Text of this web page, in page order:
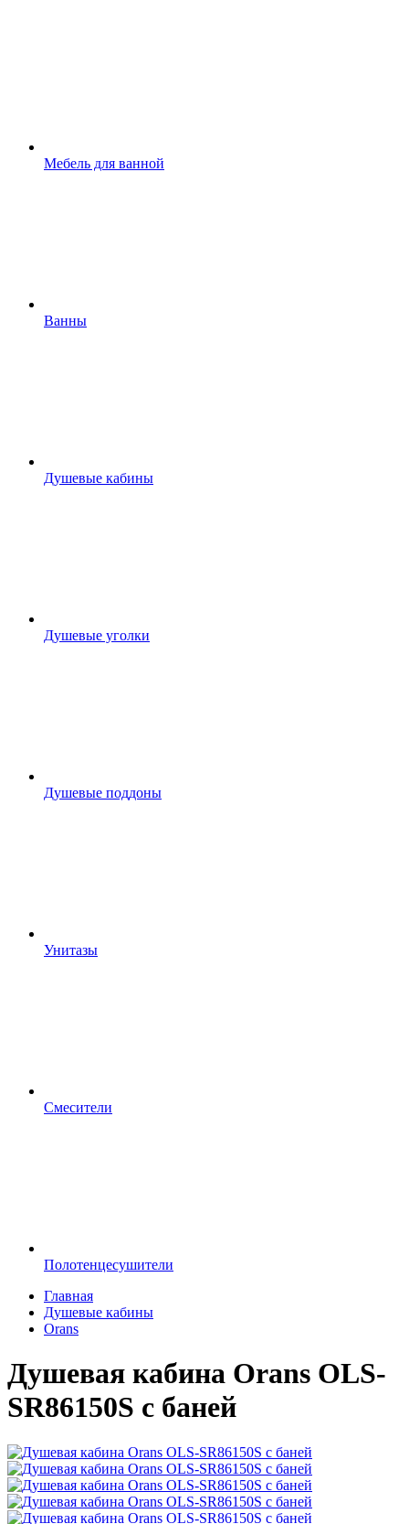
Мебель для ванной
Ванны
Душевые кабины
Душевые уголки
Душевые поддоны
Унитазы
Смесители
Полотенцесушители
Главная
Душевые кабины
Orans
Душевая кабина Orans OLS-
SR86150S с баней